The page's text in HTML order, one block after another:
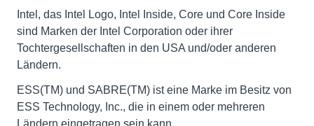
Intel, das Intel Logo, Intel Inside, Core und Core Inside
sind Marken der Intel Corporation oder ihrer
Tochtergesellschaften in den USA und/oder anderen
Ländern.
ESS(TM) und SABRE(TM) ist eine Marke im Besitz von
ESS Technology, Inc., die in einem oder mehreren
Ländern eingetragen sein kann.